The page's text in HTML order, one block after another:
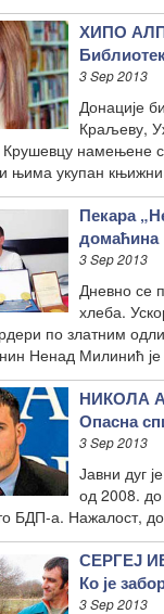
ХИПО
3 Sep 2013
Донације
Краљеву,
намењене
њима укупан
Пекара
домаћина
3 Sep 2013
Дневно се
хлеба.
по златним
Ненад Милинић
НИКОЛА
Опасна
3 Sep 2013
Јавни дуг
од 2008.
БДП-а. Нажалост,
СЕРГЕЈ
Ко је
3 Sep 2013